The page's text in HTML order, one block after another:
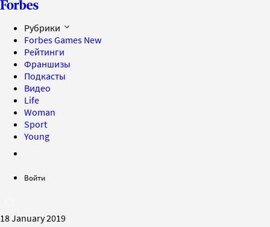
Рубрики
Forbes Games New
Рейтинги
Франшизы
Подкасты
Видео
Life
Woman
Sport
Young
Войти
18 January 2019